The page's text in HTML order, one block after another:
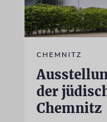
CHEMNITZ
der
Chemnitz